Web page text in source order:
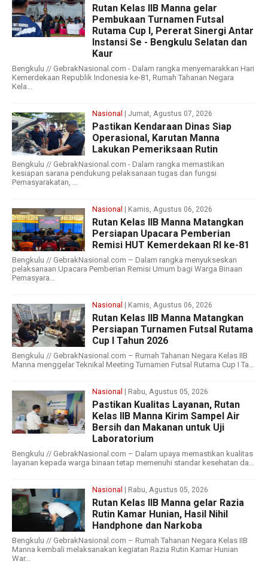
Rutan Kelas IIB Manna gelar
Pembukaan Turnamen Futsal
Rutama Cup I, Pererat Sinergi Antar
Instansi Se - Bengkulu Selatan dan
Kaur
Bengkulu // GebrakNasional.com - Dalam rangka menyemarakkan Hari
Kemerdekaan Republik Indonesia ke-81, Rumah Tahanan Negara
Kela...
Nasional | Jumat, Agustus 07, 2026
Pastikan Kendaraan Dinas Siap
Operasional, Karutan Manna
Lakukan Pemeriksaan Rutin
Bengkulu // GebrakNasional.com - Dalam rangka memastikan
kesiapan sarana pendukung pelaksanaan tugas dan fungsi
Pemasyarakatan, ...
Nasional | Kamis, Agustus 06, 2026
Rutan Kelas IIB Manna Matangkan
Persiapan Upacara Pemberian
Remisi HUT Kemerdekaan RI ke-81
Bengkulu // GebrakNasional.com – Dalam rangka menyukseskan
pelaksanaan Upacara Pemberian Remisi Umum bagi Warga Binaan
Pemasyara...
Nasional | Kamis, Agustus 06, 2026
Rutan Kelas IIB Manna Matangkan
Persiapan Turnamen Futsal Rutama
Cup I Tahun 2026
Bengkulu // GebrakNasional.com – Rumah Tahanan Negara Kelas IIB
Manna menggelar Teknikal Meeting Turnamen Futsal Rutama Cup I Ta...
Nasional | Rabu, Agustus 05, 2026
Pastikan Kualitas Layanan, Rutan
Kelas IIB Manna Kirim Sampel Air
Bersih dan Makanan untuk Uji
Laboratorium
Bengkulu // GebrakNasional.com – Dalam upaya memastikan kualitas
layanan kepada warga binaan tetap memenuhi standar kesehatan da...
Nasional | Rabu, Agustus 05, 2026
Rutan Kelas IIB Manna gelar Razia
Rutin Kamar Hunian, Hasil Nihil
Handphone dan Narkoba
Bengkulu // GebrakNasional.com – Rumah Tahanan Negara Kelas IIB
Manna kembali melaksanakan kegiatan Razia Rutin Kamar Hunian
War...